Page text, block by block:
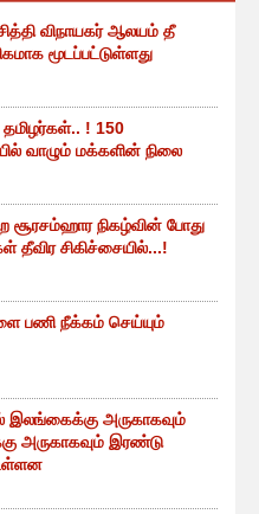
விநாயகர் ஆலயம் தீ
மூடப்பட்டுள்ளது
! 150
வாழும் மக்களின் நிலை
சூரசம்ஹார நிகழ்வின் போது
தீவிர சிகிச்சையில்...!
பணி நீக்கம் செய்யும்
இலங்கைக்கு அருகாகவும்
அருகாகவும் இரண்டு
உள்ளன